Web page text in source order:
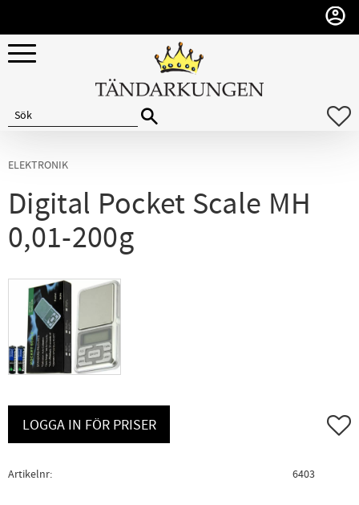
Meny
ELEKTRONIK
Digital Pocket Scale MH
0,01-200g
LOGGA IN FÖR PRISER Lägg
Artikelnr 6403